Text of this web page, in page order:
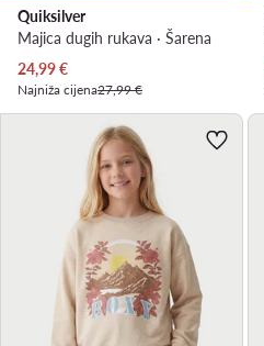
Quiksilver
Majica dugih rukava · Šarena
Trenutna cijena
24,99€
Najniža cijena27,99 €